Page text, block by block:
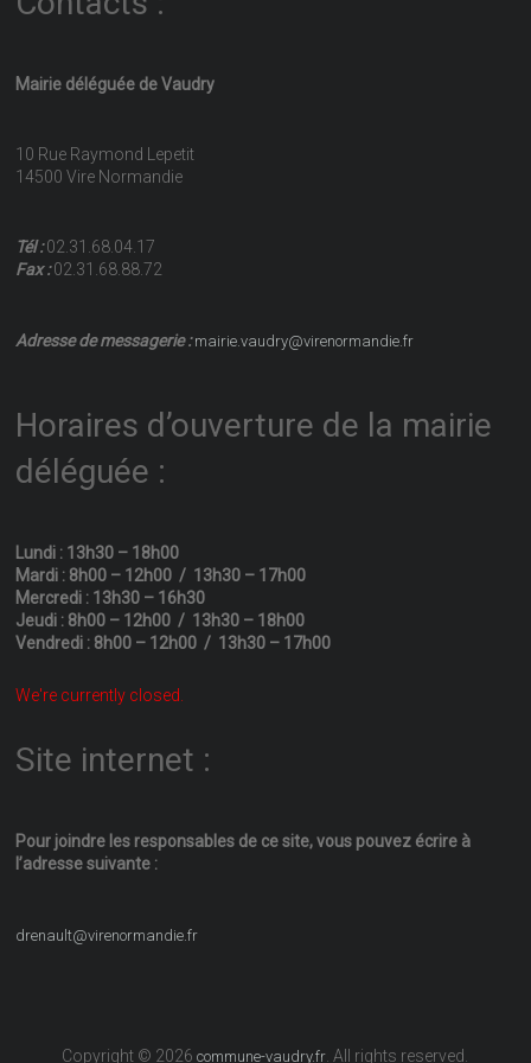
Mairie déléguée de Vaudry
10 Rue Raymond Lepetit
14500 Vire Normandie
Tél :02.31.68.04.17
Fax :02.31.68.88.72
Adresse de messagerie :mairie.vaudry@virenormandie.fr
Horaires d’ouverture de la mairie
déléguée :
Lundi : 13h30 – 18h00
Mardi : 8h00 – 12h00 / 13h30 – 17h00
Mercredi : 13h30 – 16h30
Jeudi : 8h00 – 12h00 / 13h30 – 18h00
Vendredi : 8h00 – 12h00 / 13h30 – 17h00
We're currently closed.
Site internet :
Pour joindre les responsables de ce site, vous pouvez écrire à
l’adresse suivante :
drenault@virenormandie.fr
Copyright © 2026commune-vaudry.fr . All rights reserved.